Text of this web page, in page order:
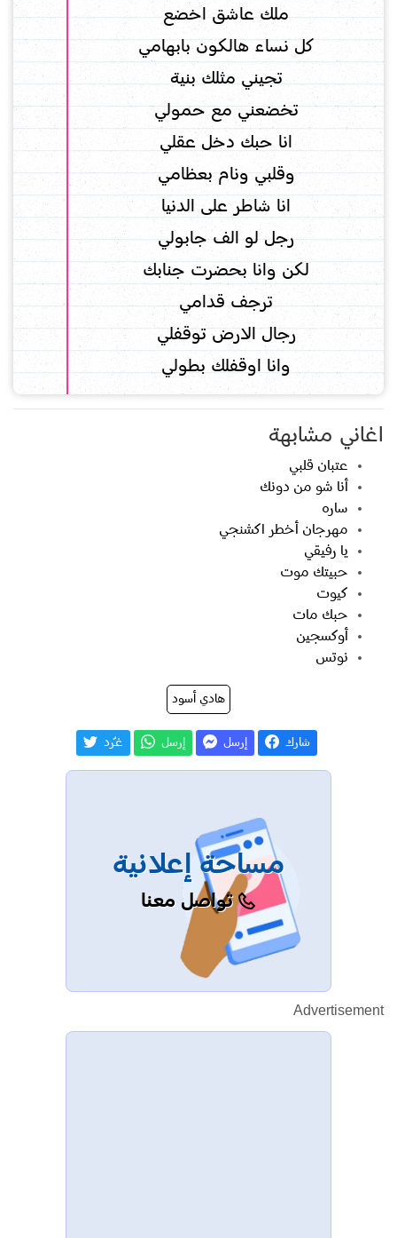
ملك عاشق اخضع
كل نساء هالكون بابهامي
تجيني مثلك بنية
تخضعني مع حمولي
انا حبك دخل عقلي
وقلبي ونام بعظامي
انا شاطر على الدنيا
رجل لو الف جابولي
لكن وانا بحضرت جنابك
ترجف قدامي
رجال الارض توقفلي
وانا اوقفلك بطولي
اغاني مشابهة
عتبان قلبي
أنا شو من دونك
ساره
مهرجان أخطر اكشنجي
يا رفيقي
حبيتك موت
كيوت
حبك مات
أوكسجين
نوتس
هادي أسود
شارك إرسل إرسل غـّرد
مساحة إعلانية
تواصل معنا
Advertisement